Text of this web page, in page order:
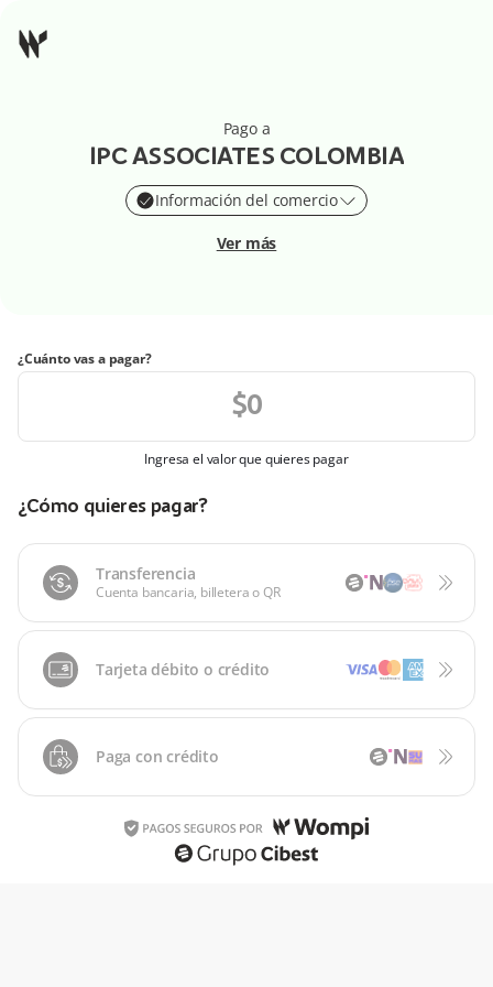
Pago a
IPC ASSOCIATES COLOMBIA
Información del comercio
Ver más
¿Cuánto vas a pagar?
Ingresa el valor que quieres pagar
¿Cómo quieres pagar?
Transferencia
Cuenta bancaria, billetera o QR
Tarjeta débito o crédito
Paga con crédito